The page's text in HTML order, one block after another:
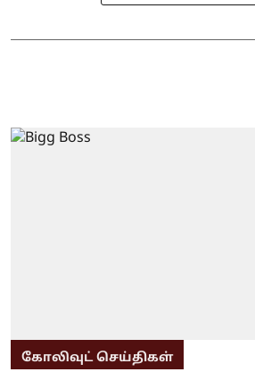
கோலிவுட் செய்திகள்